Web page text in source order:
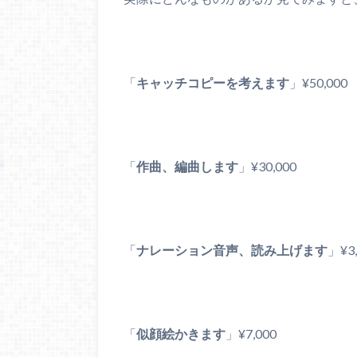
「キャッチコピーを考えます 」¥50,000
「作曲、編曲します 」¥30,000
「ナレーション音声、読み上げます 」
「似顔絵かきます 」¥7,000